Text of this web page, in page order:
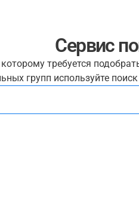
Сервис
требуется
групп используйте